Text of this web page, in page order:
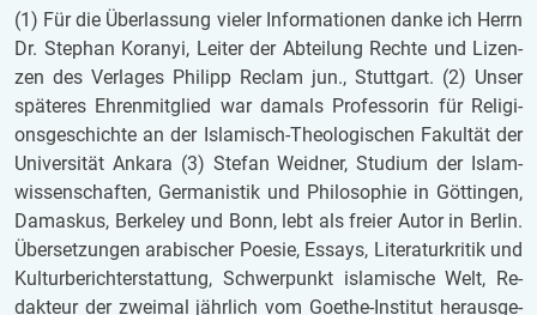
(1) Für die Über­las­sung vie­ler In­for­ma­ti­o­nen danke ich Herrn
Dr. Ste­phan Ko­ranyi, Lei­ter der Ab­tei­lung Rech­te und Li­zen­
zen des Ver­la­ges Phil­ipp Re­clam jun., Stutt­gart. (2) Unser
spä­te­res Eh­ren­mit­glied war da­mals Pro­fes­so­rin für Re­li­gi­
ons­ge­schich­te an der Is­la­misch-Theo­lo­gi­schen Fa­kul­tät der
Uni­ver­si­tät An­ka­ra (3) Ste­fan Weid­ner, Stu­di­um der Is­lam­
wis­sen­schaf­ten, Ger­ma­nis­tik und Phi­lo­so­phie in Göt­tin­gen,
Da­mas­kus, Ber­ke­ley und Bonn, lebt als frei­er Autor in Ber­lin.
Über­set­zun­gen ara­bi­scher Po­e­sie, Es­says, Li­te­ra­tur­kri­tik und
Kul­tur­be­richt­erstat­tung, Schwer­punkt is­la­mi­sche Welt, Re­
dak­teur der zwei­mal jähr­lich vom Goe­the-In­sti­tut her­aus­ge­